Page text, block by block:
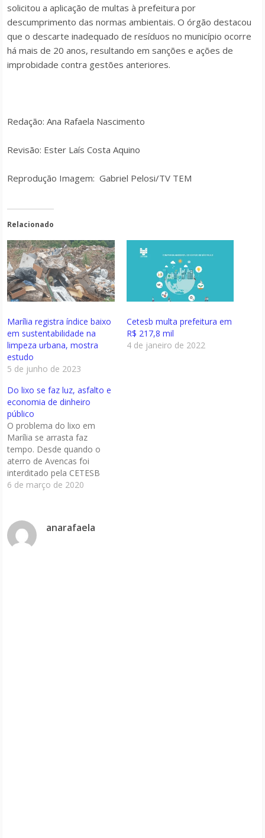
solicitou a aplicação de multas à prefeitura por
descumprimento das normas ambientais. O órgão destacou
que o descarte inadequado de resíduos no município ocorre
há mais de 20 anos, resultando em sanções e ações de
improbidade contra gestões anteriores.
Redação: Ana Rafaela Nascimento
Revisão: Ester Laís Costa Aquino
Reprodução Imagem: Gabriel Pelosi/TV TEM
Relacionado
Marília registra índice baixo
em sustentabilidade na
limpeza urbana, mostra
estudo
5 de junho de 2023
Cetesb multa prefeitura em
R$ 217,8 mil
4 de janeiro de 2022
Do lixo se faz luz, asfalto e
economia de dinheiro
público
O problema do lixo em
Marília se arrasta faz
tempo. Desde quando o
aterro de Avencas foi
interditado pela CETESB
(Companhia Ambiental do
em 2010, falava em
licenciamento de um novo
aterro sanitário. Falatório
6 de março de 2020
anarafaela